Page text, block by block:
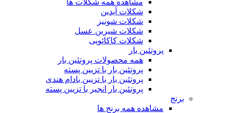
مشاهده همه شکلات ها
شکلات آیدین
شکلات شونیز
شکلات شیرین عسل
شکلات کاکائویی
پروتئین بار
همه محصولات پروتئین بار
پروتئین بار با تزیین پسته
پروتئین بار با تزیین بادام هندی
پروتئین بار انجیر با تزیین پسته
برنج
مشاهده همه برنج ها